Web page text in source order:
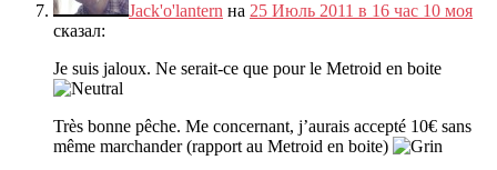
Jack'o'lantern на 25 Июль 2011 в 16 час 10 моя
сказал:
Je suis jaloux. Ne serait-ce que pour le Metroid en boite
Très bonne pêche. Me concernant, j’aurais accepté 10€ sans
même marchander(rapport au Metroid en boite)